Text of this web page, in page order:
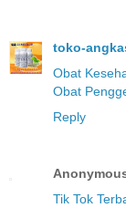
toko-
Obat
Obat
Reply
Tik Tok